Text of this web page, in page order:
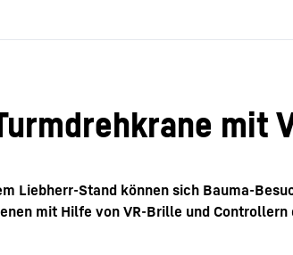
mit
Liebherr-Stand können sich Bauma-
mit Hilfe von VR-Brille und